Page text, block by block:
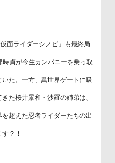
面ライダーシノビ』も最終局
貞が今生カンパニーを乗っ取
た。一方、異世界ゲートに吸
た桜井景和・沙羅の姉弟は、
超えた忍者ライダーたちの出
？！